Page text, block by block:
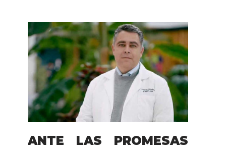
ANTE LAS PROMESAS